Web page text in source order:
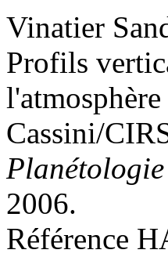
Vinatier
Profils
Cassini/
2006.
Référence